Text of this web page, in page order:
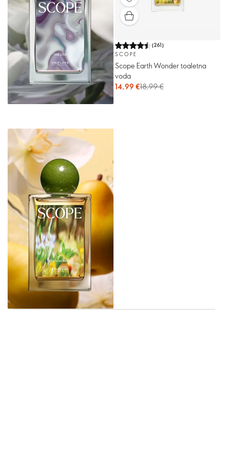
(261)
SCOPE
Scope Earth Wonder toaletna
voda
14,99 €18,99 €